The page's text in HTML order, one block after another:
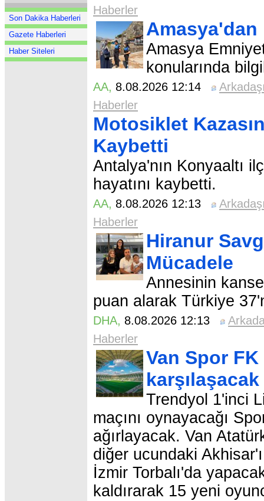
Son Dakika Haberleri
Gazete Haberleri
Haber Siteleri
Haberler
Amasya'dan
Amasya
konularında
AA, 8.08.2026 12:14
Haberler
Motosiklet
Kaybetti
Antalya'nın Konyaaltı
hayatını kaybetti.
AA, 8.08.2026 12:13
Haberler
Hiranur
Mücadele
Annesinin
puan alarak Türkiye
DHA, 8.08.2026 12:13
Haberler
Van Spor
karşılaşacak
Trendyol 1'inci
maçını oynayacağı
ağırlayacak. Van
diğer ucundaki
İzmir Torbalı'da
kaldırarak 15 yeni